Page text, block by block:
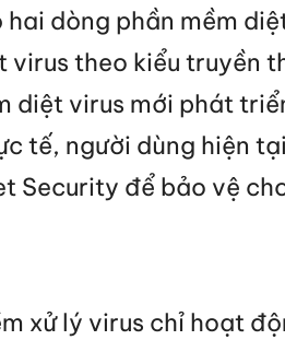
dòng phần mềm
virus theo kiểu truyền
diệt virus mới phát
tế, người dùng hiện
Security để bảo vệ
xử lý virus chỉ hoạt